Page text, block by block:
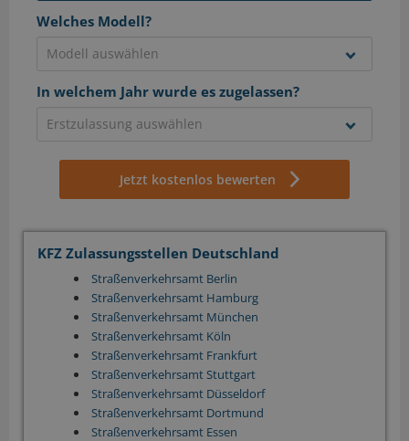
Welches Modell?
In welchem Jahr wurde es zugelassen?
Jetzt kostenlos bewerten
KFZ Zulassungsstellen Deutschland
Straßenverkehrsamt Berlin
Straßenverkehrsamt Hamburg
Straßenverkehrsamt München
Straßenverkehrsamt Köln
Straßenverkehrsamt Frankfurt
Straßenverkehrsamt Stuttgart
Straßenverkehrsamt Düsseldorf
Straßenverkehrsamt Dortmund
Straßenverkehrsamt Essen